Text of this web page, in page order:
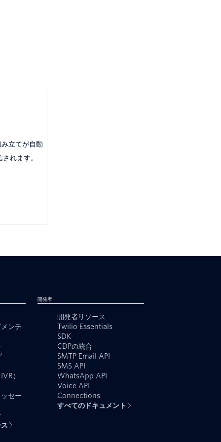
立てが自動
れます。
ンテ
）
セー
開発者
開発者リソース
Twilio Essentials
SDK
CDPの統合
SMTP Email API
SMS API
WhatsApp API
Voice API
Connections
すべてのドキュメント